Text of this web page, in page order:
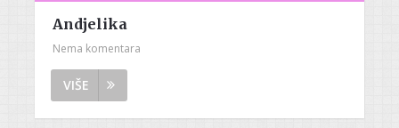
Andjelika
Nema komentara
VIŠE